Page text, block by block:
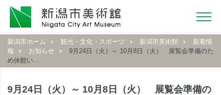
新潟市ホーム 観光・文化・スポーツ 新潟市美術館
新着情
報
お知らせ
9月24日（火）～ 10月8日（火） 展覧会準備のた
め休館い...
9月24日（火）～ 10月8日（火） 展覧会準備の